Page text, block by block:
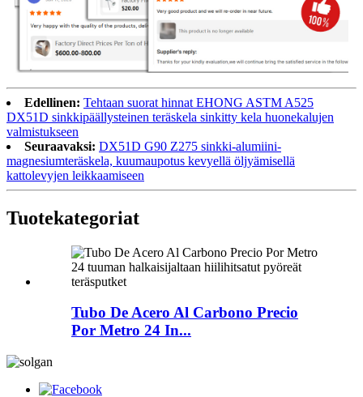
Edellinen: Tehtaan suorat hinnat EHONG ASTM A525
DX51D sinkkipäällysteinen teräskela sinkitty kela huonekalujen
valmistukseen
Seuraavaksi: DX51D G90 Z275 sinkki-alumiini-
magnesiumteräskela, kuumaupotus kevyellä öljyämisellä
kattolevyjen leikkaamiseen
Tuotekategoriat
Tubo De Acero Al Carbono Precio
Por Metro 24 In...